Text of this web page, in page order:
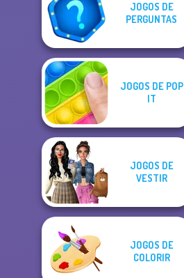
JOGOS DE
PERGUNTAS
JOGOS DE POP
IT
JOGOS DE
VESTIR
JOGOS DE
COLORIR